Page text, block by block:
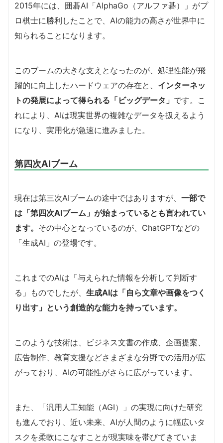
2015年には、囲碁AI「AlphaGo（アルファ碁）」がプ
ロ棋士に勝利したことで、AIの能力の高さが世界中に
知られることになります。
このブームの大きな支えとなったのが、処理性能が飛
躍的に向上したハードウェアの存在と、 インターネッ
トの発展によって得られる「ビッグデータ」 です。こ
れにより、AIは現実世界の複雑なデータを扱えるよう
になり、実用化が急速に進みました。
第四次AIブーム
現在は第三次AIブームの途中ではありますが、 一部で
は「第四次AIブーム」が始まっているとも言われてい
ます。 その中心となっているのが、ChatGPTなどの
「生成AI」の登場です。
これまでのAIは「与えられた情報を分析して判断す
る」ものでしたが、 生成AIは「自ら文章や画像をつく
り出す」という創造的な能力を持っています。
このような技術は、ビジネス文書の作成、企画提案、
広告制作、教育支援などさまざまな分野での活用が広
がっており、AIの可能性がさらに広がっています。
また、「汎用人工知能（AGI）」の実現に向けた研究
も進んでおり、近い未来、AIが人間のように幅広いタ
スクを柔軟にこなすことが現実味を帯びてきていま